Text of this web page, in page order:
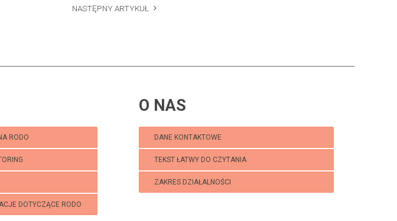
NASTĘPNY ARTYKUŁ
RODO
DOTYCZĄCE RODO
O NAS
DANE KONTAKTOWE
TEKST ŁATWY DO CZYTANIA
ZAKRES DZIAŁALNOŚCI